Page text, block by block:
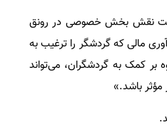
نقش بخش خصوصی در رونق
مالی که گردشگر را ترغیب به
کمک به گردشگران، می‌تواند
باشد.»
.